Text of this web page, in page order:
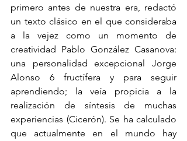
primero antes de nuestra era, redactó
un texto clásico en el que consideraba
a la vejez como un momento de
creatividad Pablo González Casanova:
una personalidad excepcional Jorge
Alonso 6 fructífera y para seguir
aprendiendo; la veía propicia a la
realización de síntesis de muchas
experiencias (Cicerón). Se ha calculado
que actualmente en el mundo hay